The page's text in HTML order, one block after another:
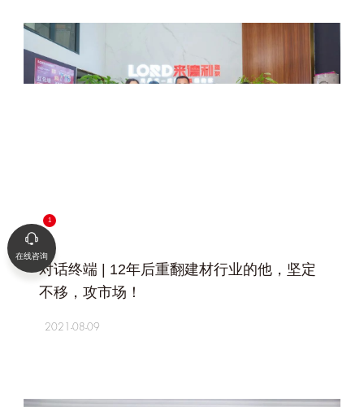
+
对话终端 | 12年后重翻建材行业的他，坚定
不移，攻市场！
2021-08-09
在线咨询